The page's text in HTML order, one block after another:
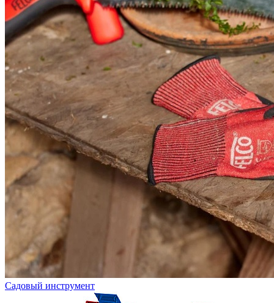
Садовый инструмент